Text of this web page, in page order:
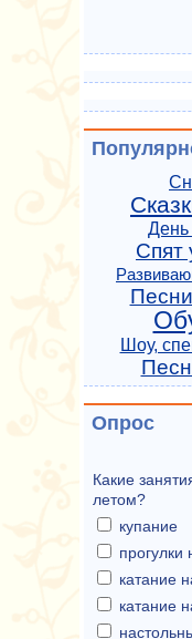
День
Спят
Шоу,
Опрос
Какие
летом?
купание
прогулки
катание
катание